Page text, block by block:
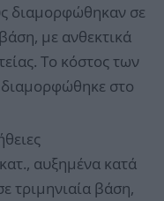
διαμορφώθηκαν σε
με ανθεκτικά
Το κόστος των
στο
αυξημένα κατά
τριμηνιαία βάση,